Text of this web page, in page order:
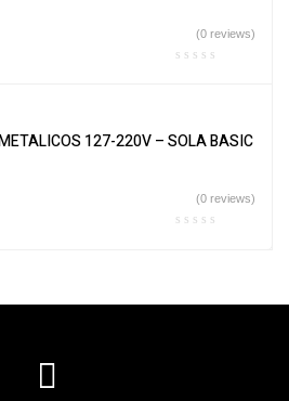
(0 reviews)
127-220V – SOLA BASIC
(0 reviews)